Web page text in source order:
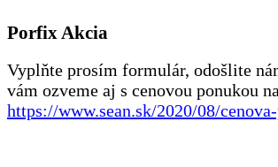
ponuku
Porfix Akcia
Vyplňte prosím formulár, odošlite
vám ozveme aj s cenovou ponukou
https://www.sean.sk/2020/08/